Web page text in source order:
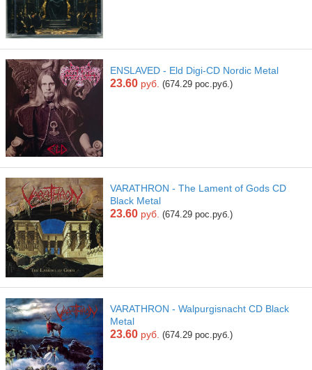
ENSLAVED - Eld Digi-CD Nordic Metal
23.60 руб. (674.29 рос.руб.)
VARATHRON - The Lament of Gods CD
Black Metal
23.60 руб. (674.29 рос.руб.)
VARATHRON - Walpurgisnacht CD Black
Metal
23.60 руб. (674.29 рос.руб.)